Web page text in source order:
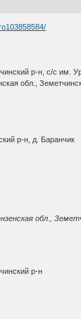
р-н, с/с им.
обл.,
р-н, д. Баранчик
обл.,
р-н